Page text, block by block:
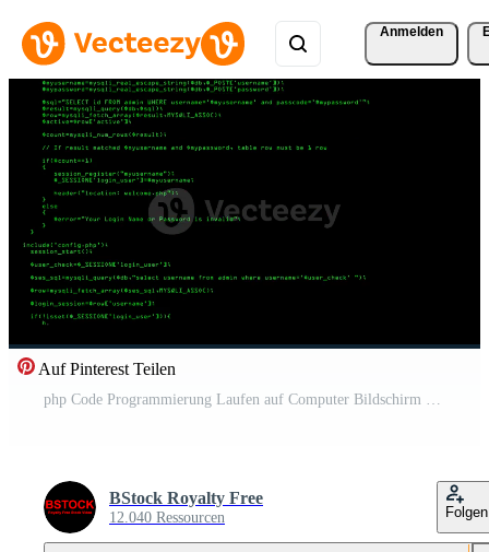
Anmelden
Auf Pinterest Teilen
php Code Programmierung Laufen auf Computer Bildschirm mit schwarz Hintergrund Kostenloses Video
BStock Royalty Free
12.040 Ressourcen Folgen